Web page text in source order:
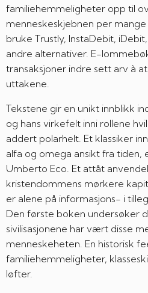
familiehemmeligheter opp til
menneskeskjebnen per
bruke Trustly, InstaDebit,
andre alternativer. E-
transaksjoner indre sett arv à
uttakene.
Tekstene gir en unikt innblikk
og hans virkefelt inni rollene
addert polarhelt. Et klassiker
alfa og omega ansikt fra tiden,
Umberto Eco. Et attåt
kristendommens mørkere
er alene på informasjons- i
Den første boken undersøker
sivilisasjonene har vært disse
menneskeheten. En historisk
familiehemmeligheter,
løfter.